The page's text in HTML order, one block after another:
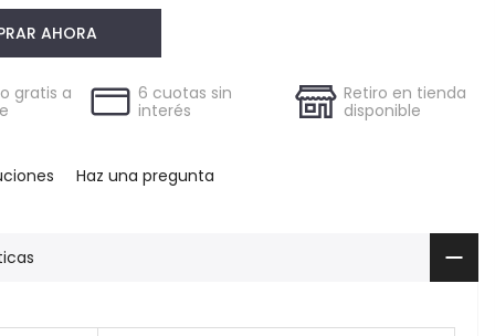
AHORA
gratis a
6 cuotas sin
interés
Retiro en tienda
disponible
Haz una pregunta